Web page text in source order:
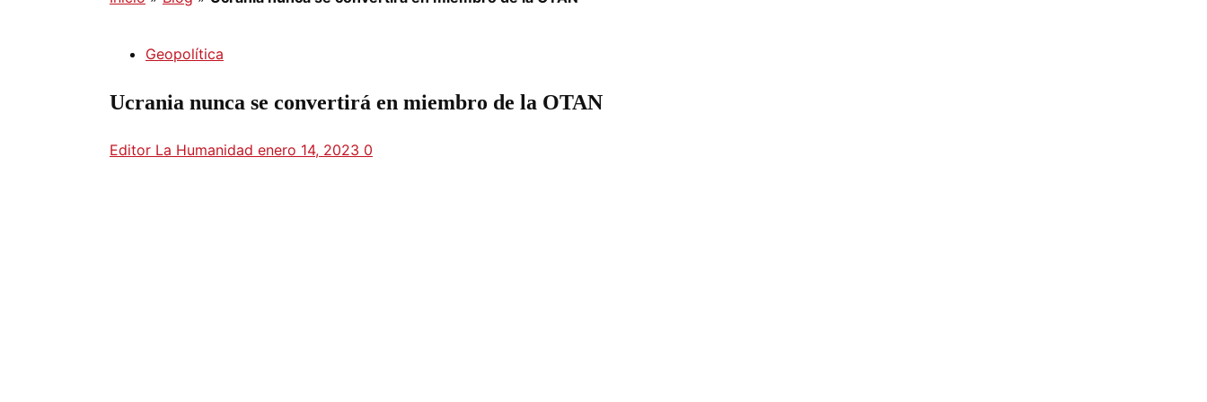
Geopolítica
Ucrania nunca se convertirá en miembro de la OTAN
Editor La Humanidad enero 14, 2023 0